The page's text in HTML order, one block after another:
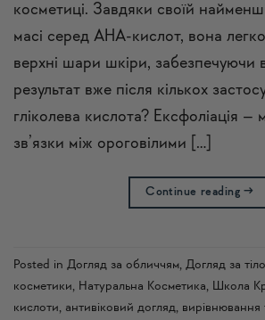
косметиці. Завдяки своїй
масі серед AHA-кислот, вона
верхні шари шкіри, забезпечуючи
результат вже після кількох
гліколева кислота? Ексфоліація –
зв’язки між ороговілими […]
Continue reading→
Posted in Догляд за обличчям, Догляд за
косметики, Натуральна Косметика, Школа
кислоти, антивіковий догляд, вирівнювання